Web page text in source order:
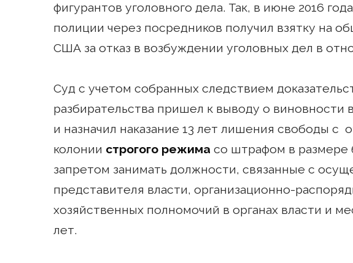
фигурантов уголовного дела. Так, в июне 2016
полиции через посредников получил взятку на
США за отказ в возбуждении уголовных дел в
Суд с учетом собранных следствием
разбирательства пришел к выводу о
и назначил наказание 13 лет лишения свободы с
колонии строгого режима со штрафом в размере
запретом занимать должности, связанные с
представителя власти, организационно-
хозяйственных полномочий в органах власти и
лет.